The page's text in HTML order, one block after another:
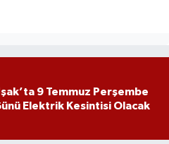
9 Temmuz Perşembe
Elektrik Kesintisi Olacak